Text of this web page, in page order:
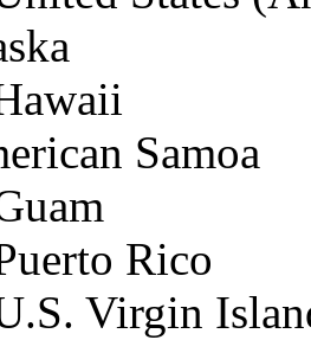
Samoa
Rico
Virgin